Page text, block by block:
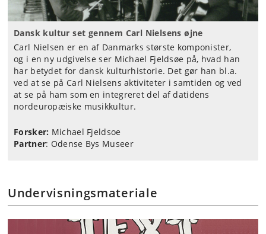
Dansk kultur set gennem Carl Nielsens øjne
Carl Nielsen er en af Danmarks største komponister,
og i en ny udgivelse ser Michael Fjeldsøe på, hvad han
har betydet for dansk kulturhistorie. Det gør han bl.a.
ved at se på Carl Nielsens aktiviteter i samtiden og ved
at se på ham som en integreret del af datidens
nordeuropæiske musikkultur.
Forsker: Michael Fjeldsoe
Partner: Odense Bys Museer
Undervisningsmateriale